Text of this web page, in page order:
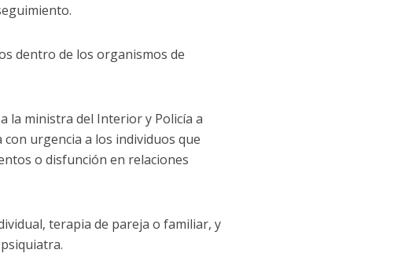
dentro de los organismos de
la ministra del Interior y Policía a
urgencia a los individuos que
o disfunción en relaciones
terapia de pareja o familiar, y